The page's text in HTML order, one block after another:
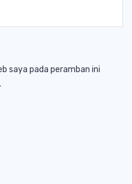
saya pada peramban ini